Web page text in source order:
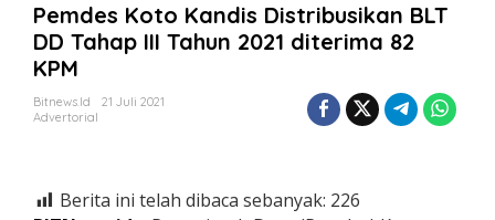
m
d
e
a
Pemdes Koto Kandis Distribusikan BLT
DD Tahap III Tahun 2021 diterima 82
KPM
Bitnews.id
21 Juli 2021
Advertorial
Berita ini telah dibaca sebanyak: 226